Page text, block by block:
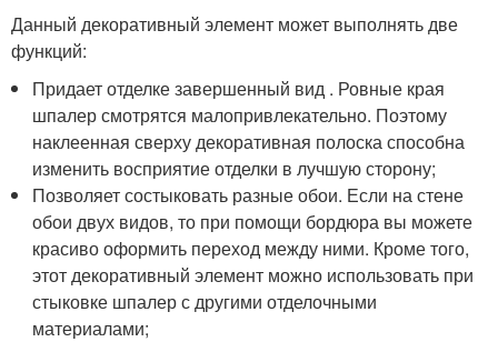
Данный декоративный элемент может выполнять две
функций:
Придает отделке завершенный вид . Ровные края
шпалер смотрятся малопривлекательно. Поэтому
наклеенная сверху декоративная полоска способна
изменить восприятие отделки в лучшую сторону;
Позволяет состыковать разные обои. Если на стене
обои двух видов, то при помощи бордюра вы можете
красиво оформить переход между ними. Кроме того,
этот декоративный элемент можно использовать при
стыковке шпалер с другими отделочными
материалами;